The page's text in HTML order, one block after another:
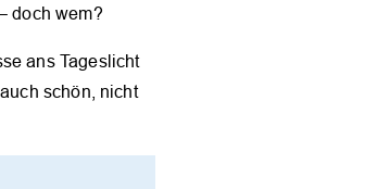
doch wem?
ans Tageslicht
schön, nicht